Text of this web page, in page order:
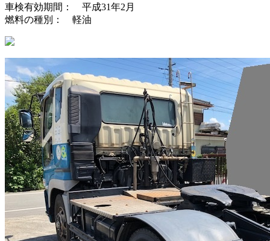
車検有効期間： 平成31年2月
燃料の種別： 軽油